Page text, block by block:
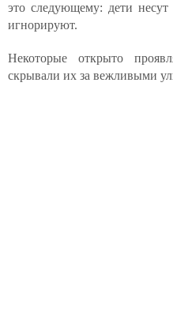
это следующему: дети несут
игнорируют.
Некоторые открыто
скрывали их за вежливыми